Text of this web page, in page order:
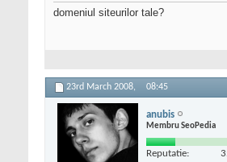
domeniul siteurilor tale?
23rd March 2008, 08:45
anubis
Membru SeoPedia
Reputatie: